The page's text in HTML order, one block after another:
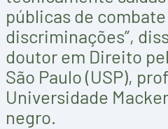
públicas de
discriminações”,
doutor em Direito
São Paulo (USP),
Universidade
negro.